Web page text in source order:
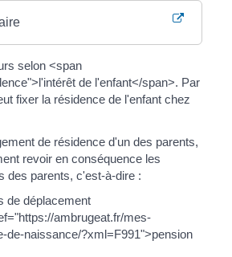
selon <span
de l'enfant</span>. Par
fixer la résidence de l'enfant chez
de résidence d'un des parents,
revoir en conséquence les
des parents, c'est-à-dire :
de déplacement
ambrugeat.fr/mes-
de-naissance/?xml=F991">pension